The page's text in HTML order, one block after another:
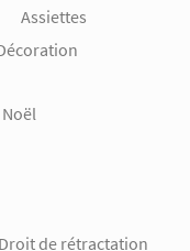
Assiettes
Droit de rétractation